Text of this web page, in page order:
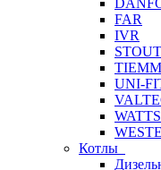
FAR
IVR
STOUT
UNI-
WATTS
Котлы